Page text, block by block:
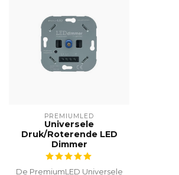
PREMIUMLED
Universele
Druk/Roterende LED
Dimmer
De PremiumLED Universele